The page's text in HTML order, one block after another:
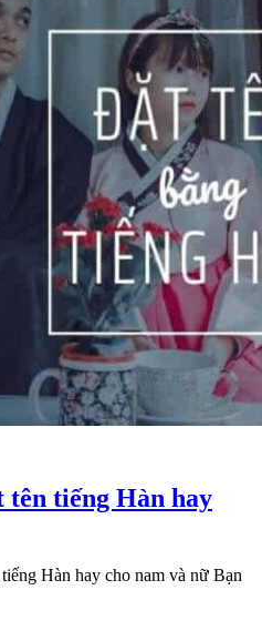
tên tiếng Hàn hay
Hàn hay cho nam và nữ Bạn